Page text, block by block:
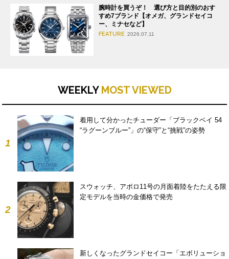
腕時計を買うぞ！ 選び方と目的別のおす
すめ7ブランド【オメガ、グランドセイコ
ー、ミナセなど】
FEATURE 2026.07.11
WEEKLY MOST VIEWED
1
着用して分かったチューダー「ブラックベイ 54
“ラグーンブルー”」の“保守”と“挑戦”の姿勢
2
スウォッチ、アポロ11号の月面着陸をたたえる限
定モデルを当時の金価格で発売
新しくなったグランドセイコー「エボリューショ